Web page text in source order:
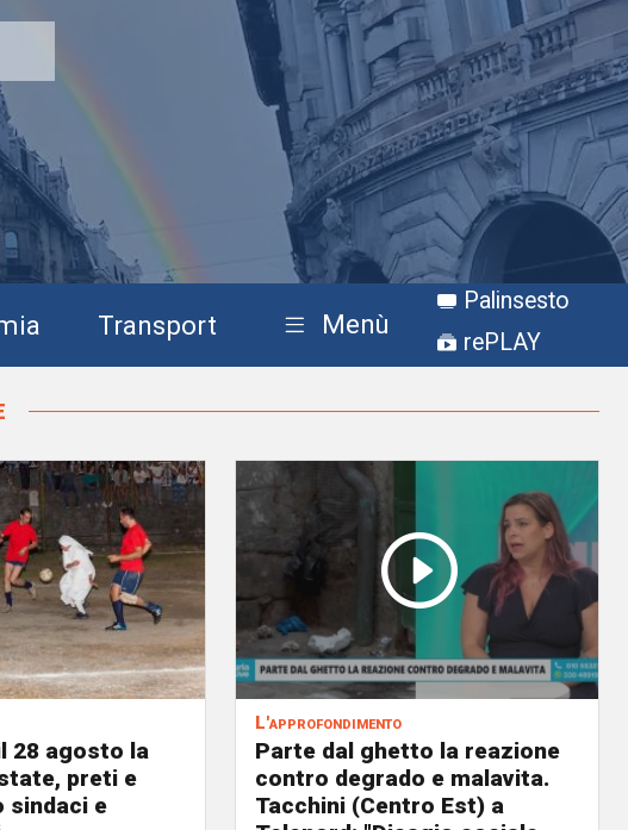
Transport Menù
Palinsesto
rePLAY
28 agosto la
preti e
sindaci e
L'approfondimento
Parte dal ghetto la reazione
contro degrado e malavita.
Tacchini (Centro Est) a